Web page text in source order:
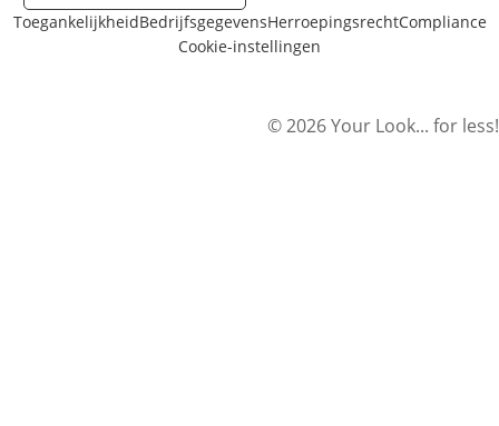
ToegankelijkheidBedrijfsgegevensHerroepingsrechtCompliance
Cookie-instellingen
© 2026 Your Look... for less!